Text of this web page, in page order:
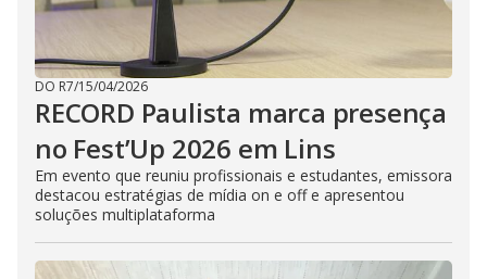
DO R7/15/04/2026
RECORD Paulista marca presença
no Fest’Up 2026 em Lins
Em evento que reuniu profissionais e estudantes, emissora
destacou estratégias de mídia on e off e apresentou
soluções multiplataforma